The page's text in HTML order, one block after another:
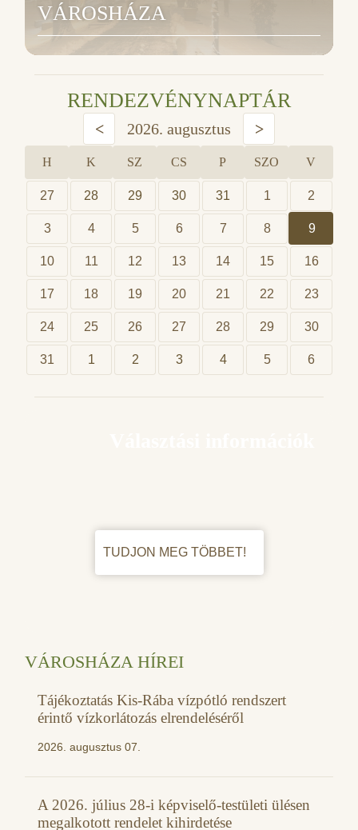
VÁROSHÁZA
RENDEZVÉNYNAPTÁR
< 2026. augusztus >
H K SZ CS P SZO V
27 28 29 30 31 1 2
3 4 5 6 7 8 9
10 11 12 13 14 15 16
17 18 19 20 21 22 23
24 25 26 27 28 29 30
31 1 2 3 4 5 6
TUDJON MEG TÖBBET!
VÁROSHÁZA HÍREI
Tájékoztatás Kis-Rába vízpótló rendszert
érintő vízkorlátozás elrendeléséről
2026. augusztus 07.
A 2026. július 28-i képviselő-testületi ülésen
megalkotott rendelet kihirdetése